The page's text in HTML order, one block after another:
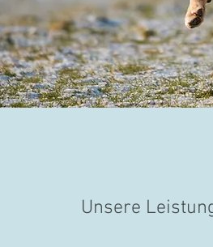
Unsere